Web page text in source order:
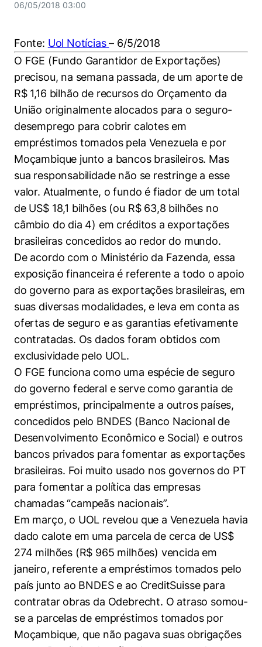
Todas as Engenharias
Engenharia de Computação
Engenharia de Produção
Engenharia Mecânica
Engenharia Mecatrônica
Direito
Economia
Finanças
Negócios
Políticas Públicas
Sustentabilidade
Tecnologia e Dados
Resolução Eficaz de Problemas
Oportunidade de Negócios
Women in Action
Sala de Imprensa
Repositório Institucional
Pesquisa na Graduação
Seminários Acadêmicos
Comitê de Ética em Pesquisa
Youtube
Instagram
Linkedin
Engenharia e Ciência da Computação
Busca por docentes
Prêmios de Excelência
Ensino e aprendizagem
Fale Conosco
Atendimento
Visite o Insper
Canal de Ética
Ouvidoria
Portal da Privacidade
06/05/2018 03:00
Fonte: Uol Notícias– 6/5/2018
O FGE (Fundo Garantidor de Exportações)
precisou, na semana passada, de um aporte de
R$ 1,16 bilhão de recursos do Orçamento da
União originalmente alocados para o seguro-
desemprego para cobrir calotes em
empréstimos tomados pela Venezuela e por
Moçambique junto a bancos brasileiros. Mas
sua responsabilidade não se restringe a esse
valor. Atualmente, o fundo é fiador de um total
de US$ 18,1 bilhões (ou R$ 63,8 bilhões no
câmbio do dia 4) em créditos a exportações
brasileiras concedidos ao redor do mundo.
De acordo com o Ministério da Fazenda, essa
exposição financeira é referente a todo o apoio
do governo para as exportações brasileiras, em
suas diversas modalidades, e leva em conta as
ofertas de seguro e as garantias efetivamente
contratadas. Os dados foram obtidos com
exclusividade pelo UOL.
O FGE funciona como uma espécie de seguro
do governo federal e serve como garantia de
empréstimos, principalmente a outros países,
concedidos pelo BNDES (Banco Nacional de
Desenvolvimento Econômico e Social) e outros
bancos privados para fomentar as exportações
brasileiras. Foi muito usado nos governos do PT
para fomentar a política das empresas
chamadas “campeãs nacionais”.
Em março, o UOL revelou que a Venezuela havia
dado calote em uma parcela de cerca de US$
274 milhões (R$ 965 milhões) vencida em
janeiro, referente a empréstimos tomados pelo
país junto ao BNDES e ao CreditSuisse para
contratar obras da Odebrecht. O atraso somou-
se a parcelas de empréstimos tomados por
Moçambique, que não pagava suas obrigações